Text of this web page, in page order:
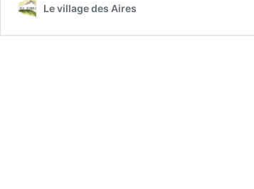
Le village des Aires